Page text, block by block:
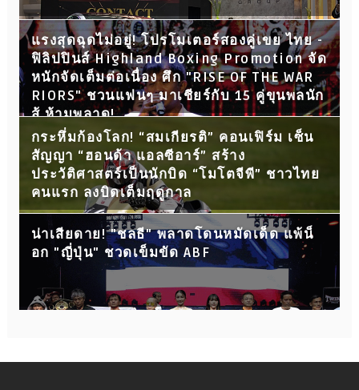
แรงสุดฉุดไม่อยู่! โปรโมเตอร์สองคู่เขย ไทย -
ฟิลิปปินส์ Highland Boxing Promotion จัด
หนักจัดเต็มต่อเนื่อง ศึก "RISE OF THE WAR
RIORS" ชวนแฟนๆ มาเชียร์กับ 15 คู่ขุนพลนัก
สู้ ห้ามพลาด!
กระหึ่มก้องโลก! “สมเกียรติ” คอนเฟิร์ม เซ็น
สัญญา “ฮอนด้า แอลซีอาร์” สร้าง
ประวัติศาสตร์เป็นนักบิด “โมโตจีพี” ชาวไทย
คนแรก ลงบิดเต็มฤดูกาล
น่าเสียดาย! "ชลธี" พลาดโดนหมัดเด็ด แพ้น็
อก "ญี่ปุ่น" ชวดเข็มขัด ABF